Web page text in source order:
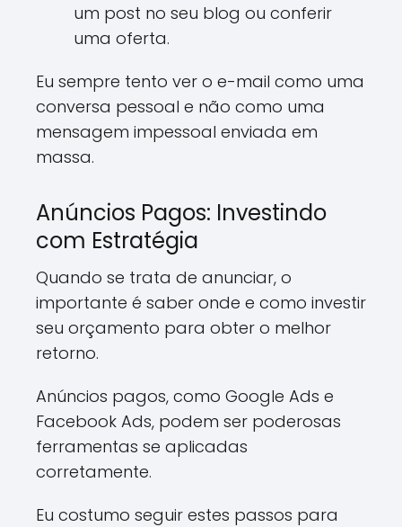
um post no seu blog ou conferir
uma oferta.
Eu sempre tento ver o e-mail como uma
conversa pessoal e não como uma
mensagem impessoal enviada em
massa.
Anúncios Pagos: Investindo
com Estratégia
Quando se trata de anunciar, o
importante é saber onde e como investir
seu orçamento para obter o melhor
retorno.
Anúncios pagos, como Google Ads e
Facebook Ads, podem ser poderosas
ferramentas se aplicadas
corretamente.
Eu costumo seguir estes passos para